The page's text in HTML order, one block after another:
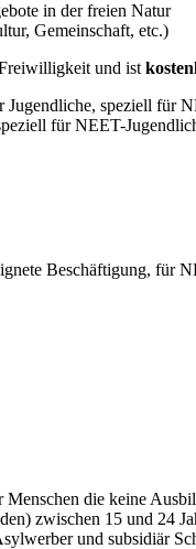
in der freien Natur
Gemeinschaft, etc.)
und ist
speziell für
für NEET-
Beschäftigung, für
die keine
zwischen 15 und 24
und subsidiär